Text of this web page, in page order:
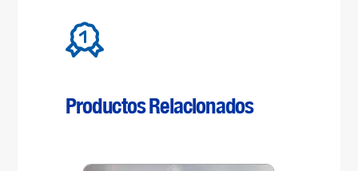
Productos Relacionados